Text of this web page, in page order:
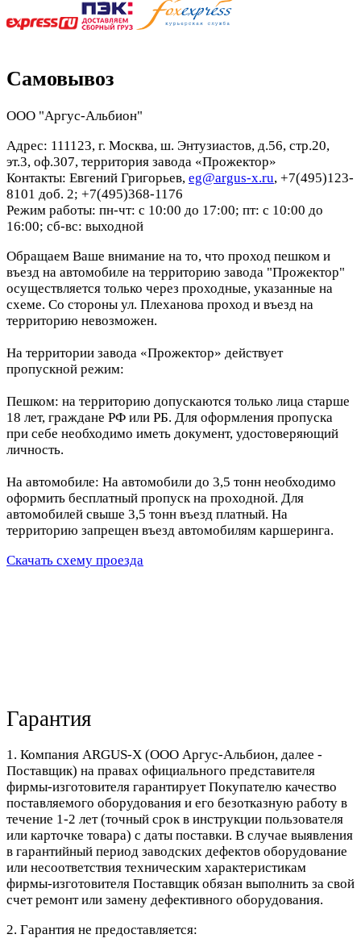
Самовывоз
ООО "Аргус-Альбион"
Адрес: 111123, г. Москва, ш. Энтузиастов, д.56, стр.20,
эт.3, оф.307, территория завода «Прожектор»
Контакты: Евгений Григорьев, eg@argus-x.ru, +7(495)123-
8101 доб. 2; +7(495)368-1176
Режим работы: пн-чт: с 10:00 до 17:00; пт: с 10:00 до
16:00; сб-вс: выходной
Обращаем Ваше внимание на то, что проход пешком и
въезд на автомобиле на территорию завода "Прожектор"
осуществляется только через проходные, указанные на
схеме. Со стороны ул. Плеханова проход и въезд на
территорию невозможен.
На территории завода «Прожектор» действует
пропускной режим:
Пешком: на территорию допускаются только лица старше
18 лет, граждане РФ или РБ. Для оформления пропуска
при себе необходимо иметь документ, удостоверяющий
личность.
На автомобиле: На автомобили до 3,5 тонн необходимо
оформить бесплатный пропуск на проходной. Для
автомобилей свыше 3,5 тонн въезд платный. На
территорию запрещен въезд автомобилям каршеринга.
Скачать схему проезда
Гарантия
1. Компания ARGUS-X (ООО Аргус-Альбион, далее -
Поставщик) на правах официального представителя
фирмы-изготовителя гарантирует Покупателю качество
поставляемого оборудования и его безотказную работу в
течение 1-2 лет (точный срок в инструкции пользователя
или карточке товара) с даты поставки. В случае выявления
в гарантийный период заводских дефектов оборудование
или несоответствия техническим характеристикам
фирмы-изготовителя Поставщик обязан выполнить за свой
счет ремонт или замену дефективного оборудования.
2. Гарантия не предоставляется: